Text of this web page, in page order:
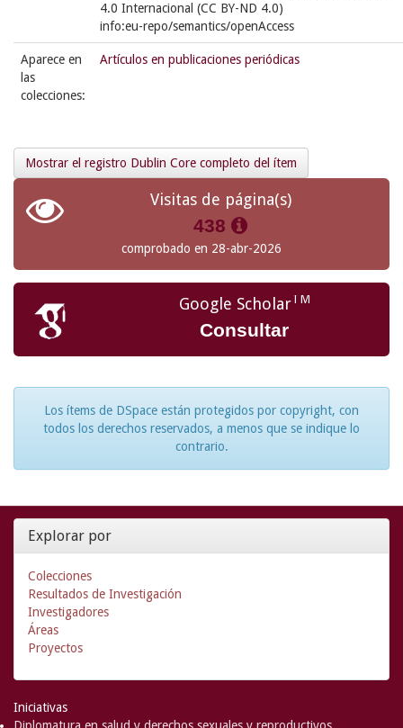
4.0 Internacional (CC BY-ND 4.0)
info:eu-repo/semantics/openAccess
Aparece en
las
colecciones:
Artículos en publicaciones periódicas
Mostrar el registro Dublin Core completo del ítem
Visitas de página(s)
438
comprobado en 28-abr-2026
Google ScholarTM
Consultar
Los ítems de DSpace están protegidos por copyright, con
todos los derechos reservados, a menos que se indique lo
contrario.
Explorar por
Colecciones
Resultados de Investigación
Investigadores
Áreas
Proyectos
Iniciativas